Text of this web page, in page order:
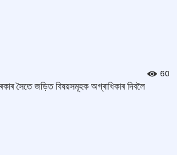
60
সৈতে জড়িত বিষয়সমূহক অগ্ৰাধিকাৰ দিবলৈ